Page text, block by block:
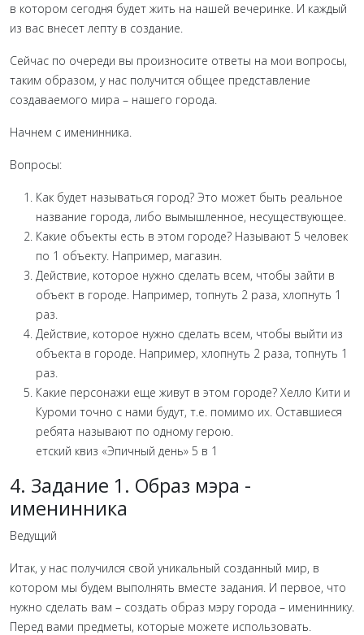
в котором сегодня будет жить на нашей вечеринке. И каждый
из вас внесет лепту в создание.
Сейчас по очереди вы произносите ответы на мои вопросы,
таким образом, у нас получится общее представление
создаваемого мира – нашего города.
Начнем с именинника.
Вопросы:
Как будет называться город? Это может быть реальное
название города, либо вымышленное, несуществующее.
Какие объекты есть в этом городе? Называют 5 человек
по 1 объекту. Например, магазин.
Действие, которое нужно сделать всем, чтобы зайти в
объект в городе. Например, топнуть 2 раза, хлопнуть 1
раз.
Действие, которое нужно сделать всем, чтобы выйти из
объекта в городе. Например, хлопнуть 2 раза, топнуть 1
раз.
Какие персонажи еще живут в этом городе? Хелло Кити и
Куроми точно с нами будут, т.е. помимо их. Оставшиеся
ребята называют по одному герою.
етский квиз «Эпичный день» 5 в 1
4. Задание 1. Образ мэра -
именинника
Ведущий
Итак, у нас получился свой уникальный созданный мир, в
котором мы будем выполнять вместе задания. И первое, что
нужно сделать вам – создать образ мэру города – имениннику.
Перед вами предметы, которые можете использовать.